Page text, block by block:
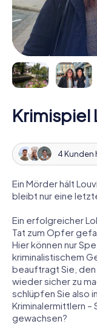
Krimispiel
4 Kunden
Ein Mörder hält
bleibt nur eine
Ein erfolgreicher
Tat zum Opfer
Hier können nur
kriminalistischem
beauftragt Sie, den
wieder sicher zu
schlüpfen Sie also
Kriminalermittlern –
gewachsen?